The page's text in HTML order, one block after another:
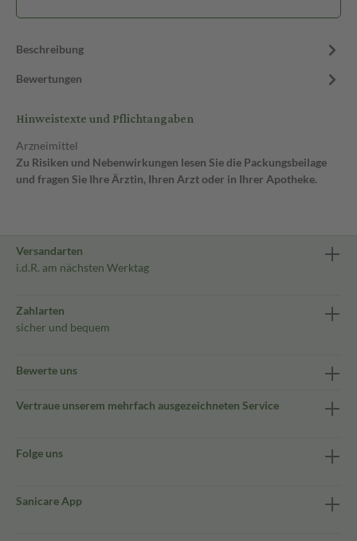
Beschreibung
Bewertungen
Hinweistexte und Pflichtangaben
Arzneimittel
Zu Risiken und Nebenwirkungen lesen Sie die Packungsbeilage
und fragen Sie Ihre Ärztin, Ihren Arzt oder in Ihrer Apotheke.
Versandarten
i.d.R. am nächsten Werktag
Zahlarten
sicher und bequem
Bewerte uns
Vertraue unserem mehrfach ausgezeichneten Service
Folge uns
Sanicare App